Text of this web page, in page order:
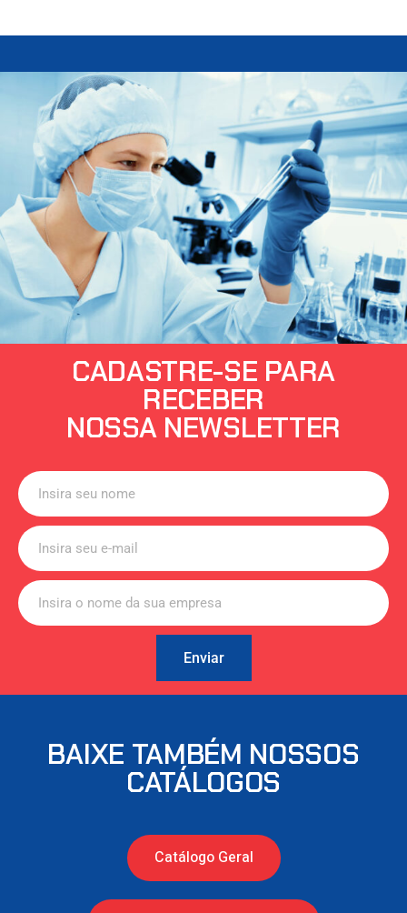
CADASTRE-SE PARA
RECEBER
NOSSA NEWSLETTER
Enviar
BAIXE TAMBÉM NOSSOS
CATÁLOGOS
Catálogo Geral